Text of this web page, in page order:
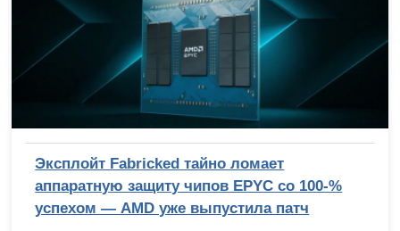
Эксплойт Fabricked тайно ломает
аппаратную защиту чипов EPYC со 100-%
успехом — AMD уже выпустила патч